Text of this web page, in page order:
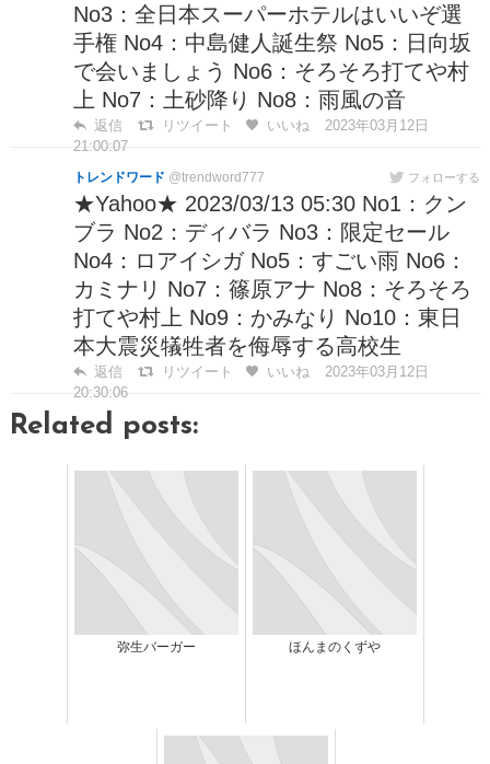
No3：全日本スーパーホテルはいいぞ選
手権 No4：中島健人誕生祭 No5：日向坂
で会いましょう No6：そろそろ打てや村
上 No7：土砂降り No8：雨風の音
返信 リツイート いいね
2023年03月12日
21:00:07
トレンドワード @trendword777 フォローする
★Yahoo★ 2023/03/13 05:30 No1：クン
ブラ No2：ディバラ No3：限定セール
No4：ロアイシガ No5：すごい雨 No6：
カミナリ No7：篠原アナ No8：そろそろ
打てや村上 No9：かみなり No10：東日
本大震災犠牲者を侮辱する高校生
返信 リツイート いいね
2023年03月12日
20:30:06
Related posts:
弥生バーガー ほんまのくずや